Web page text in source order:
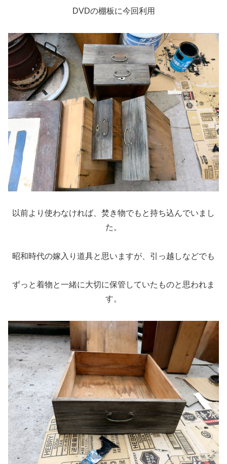
DVDの棚板に今回利用
以前より使わなければ、焚き物でもと持ち込んでいまし
た。
昭和時代の嫁入り道具と思いますが、引っ越しなどでも
ずっと着物と一緒に大切に保管していたものと思われま
す。